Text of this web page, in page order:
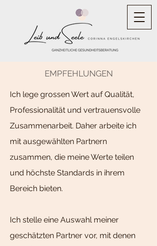
EMPFEHLUNGEN
Ich lege grossen Wert auf Qualität,
Professionalität und vertrauensvolle
Zusammenarbeit. Daher arbeite ich
mit ausgewählten Partnern
zusammen, die meine Werte teilen
und höchste Standards in ihrem
Bereich bieten.
Ich stelle eine Auswahl meiner
geschätzten Partner vor, mit denen